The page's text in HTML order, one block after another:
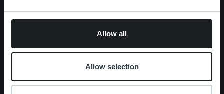
Allow all
Allow selection
Palveluosa-alueet
Lisäpalvelut